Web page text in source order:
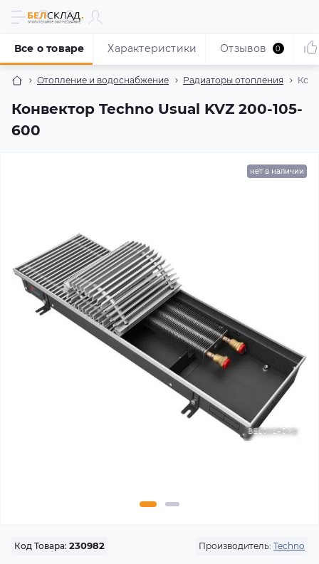
Отопление и водоснабжение Радиаторы отопления
Конвектор Techno Usual KVZ 200-105-
600
Все о товаре Характеристики Отзывов 0
нет в наличии
Код Товара: 230982 Производитель: Techno